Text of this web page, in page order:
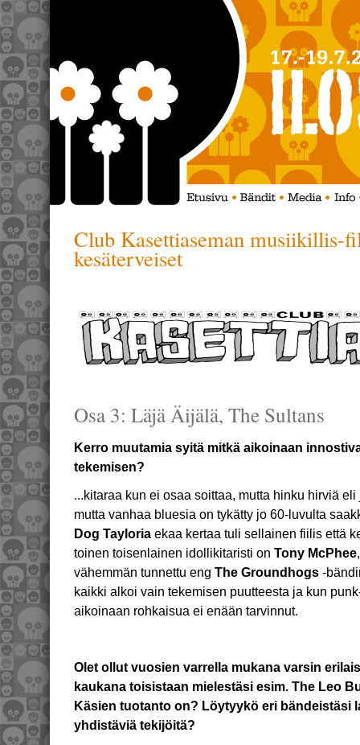
Club Kasettiaseman musiikillis-
kesäterveiset
Osa 3: Läjä Äijälä, The Sultans
Kerro muutamia syitä mitkä aikoinaan
tekemisen?
...kitaraa kun ei osaa soittaa, mutta hinku hirviä
mutta vanhaa bluesia on tykätty jo 60-luvulta
Dog Tayloria ekaa kertaa tuli sellainen fiilis että
toinen toisenlainen idollikitaristi on Tony McPhee
vähemmän tunnettu eng The Groundhogs -
kaikki alkoi vain tekemisen puutteesta ja kun
aikoinaan rohkaisua ei enään tarvinnut.
Olet ollut vuosien varrella mukana varsin
kaukana toisistaan mielestäsi esim. The Leo
Käsien tuotanto on? Löytyykö eri bändeistäsi
yhdistäviä tekijöitä?